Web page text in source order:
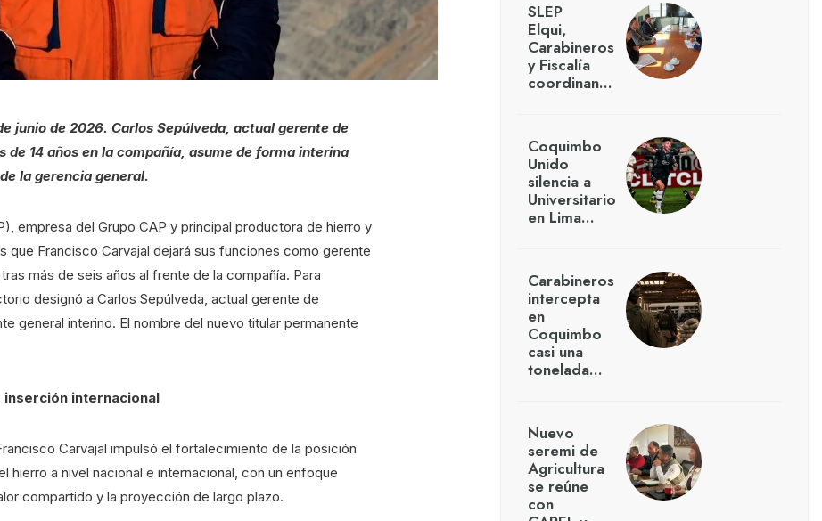
junio de 2026. Carlos Sepúlveda, actual gerente de
14 años en la compañía, asume de forma interina
la gerencia general.
empresa del Grupo CAP y principal productora de hierro y
que Francisco Carvajal dejará sus funciones como gerente
más de seis años al frente de la compañía. Para
designó a Carlos Sepúlveda, actual gerente de
general interino. El nombre del nuevo titular permanente
internacional
Carvajal impulsó el fortalecimiento de la posición
hierro a nivel nacional e internacional, con un enfoque
compartido y la proyección de largo plazo.
SLEP
Elqui,
Carabineros
y Fiscalía
coordinan…
Coquimbo
Unido
silencia a
Universitario
en Lima…
Carabineros
intercepta
en
Coquimbo
casi una
tonelada…
Nuevo
seremi de
Agricultura
se reúne
con